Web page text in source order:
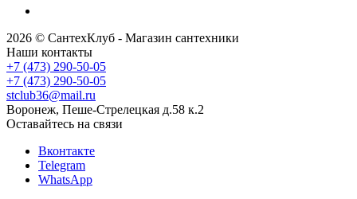
2026 © СантехКлуб - Магазин сантехники
Наши контакты
+7 (473) 290-50-05
+7 (473) 290-50-05
stclub36@mail.ru
Воронеж, Пеше-Стрелецкая д.58 к.2
Оставайтесь на связи
Вконтакте
Telegram
WhatsApp